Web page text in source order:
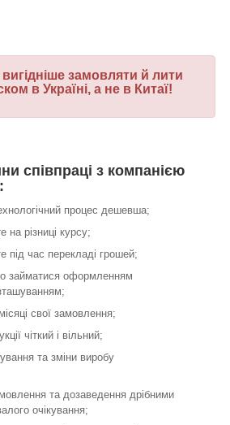
замовляти й лити
в Україні, а не в Китаї!
співпраці з компанією
процес дешевша;
на різниці курсу;
під час перекладі грошей;
займатися оформленням
свої замовлення;
чіткий і вільний;
та зміни виробу
та дозаведення дрібними
очікування;